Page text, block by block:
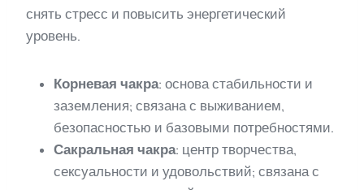
снять стресс и повысить энергетический
уровень.
Корневая чакра: основа стабильности и
заземления; связана с выживанием,
безопасностью и базовыми потребностями.
Сакральная чакра: центр творчества,
сексуальности и удовольствий; связана с